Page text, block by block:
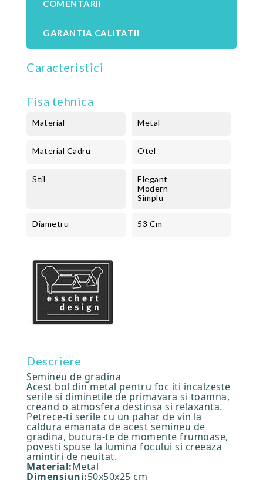
COMENTARII
GARANTIA CALITATII
Caracteristici
Fisa tehnica
Material Metal
Material Cadru Otel
Stil
Elegant
Modern
Simplu
Diametru 53 Cm
Descriere
Semineu de gradina
Acest bol din metal pentru foc iti incalzeste
serile si diminetile de primavara si toamna,
creand o atmosfera destinsa si relaxanta.
Petrece-ti serile cu un pahar de vin la
caldura emanata de acest semineu de
gradina, bucura-te de momente frumoase,
povesti spuse la lumina focului si creeaza
amintiri de neuitat.
Material:Metal
Dimensiuni:50x50x25 cm